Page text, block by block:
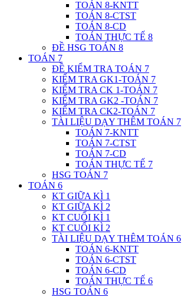
TOÁN 8-KNTT
TOÁN 8-CTST
TOÁN 8-CD
TOÁN THỰC TẾ 8
ĐỀ HSG TOÁN 8
TOÁN 7
ĐỀ KIỂM TRA TOÁN 7
KIỂM TRA GK1-TOÁN 7
KIỂM TRA CK 1-TOÁN 7
KIỂM TRA GK2 -TOÁN 7
KIỂM TRA CK2-TOÁN 7
TÀI LIỆU DẠY THÊM TOÁN 7
TOÁN 7-KNTT
TOÁN 7-CTST
TOÁN 7-CD
TOÁN THỰC TẾ 7
HSG TOÁN 7
TOÁN 6
KT GIỮA KÌ 1
KT GIỮA KÌ 2
KT CUỐI KÌ 1
KT CUỐI KÌ 2
TÀI LIỆU DẠY THÊM TOÁN 6
TOÁN 6-KNTT
TOÁN 6-CTST
TOÁN 6-CD
TOÁN THỰC TẾ 6
HSG TOÁN 6